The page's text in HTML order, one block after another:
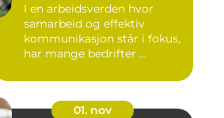
I en arbeidsverden hvor
samarbeid og effektiv
kommunikasjon står i fokus,
har mange bedrifter ...
01. nov